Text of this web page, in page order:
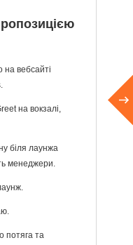
на вебсайті
на вокзалі,
біля лаунжа
менеджери.
потяга та